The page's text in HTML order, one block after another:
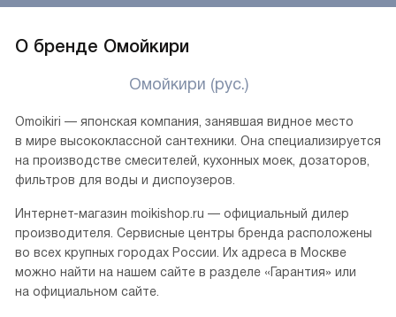
О бренде Омойкири
Омойкири (рус.)
Omoikiri — японская компания, занявшая видное место
в мире высококлассной сантехники. Она специализируется
на производстве смесителей, кухонных моек, дозаторов,
фильтров для воды и диспоузеров.
Интернет-магазин moikishop.ru — официальный дилер
производителя. Сервисные центры бренда расположены
во всех крупных городах России. Их адреса в Москве
можно найти на нашем сайте в разделе «Гарантия» или
на официальном сайте.